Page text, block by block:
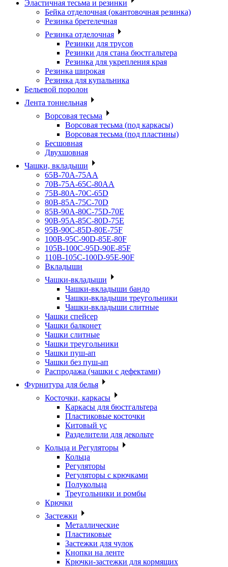
Эластичная тесьма и резинки
Бейка отделочная (окантовочная резинка)
Резинка бретелечная
Резинка отделочная
Резинки для трусов
Резинки для стана бюстгальтера
Резинка для укрепления края
Резинка широкая
Резинка для купальника
Бельевой поролон
Лента тоннельная
Ворсовая тесьма
Ворсовая тесьма (под каркасы)
Ворсовая тесьма (под пластины)
Бесшовная
Двухшовная
Чашки, вкладыши
65B-70A-75АА
70В-75А-65С-80АА
75В-80А-70С-65D
80В-85А-75С-70D
85В-90А-80С-75D-70E
90B-95A-85C-80D-75E
95B-90C-85D-80E-75F
100B-95C-90D-85E-80F
105B-100C-95D-90E-85F
110B-105C-100D-95E-90F
Вкладыши
Чашки-вкладыши
Чашки-вкладыши бандо
Чашки-вкладыши треугольники
Чашки-вкладыши слитные
Чашки спейсер
Чашки балконет
Чашки слитные
Чашки треугольники
Чашки пуш-ап
Чашки без пуш-ап
Распродажа (чашки с дефектами)
Фурнитура для белья
Косточки, каркасы
Каркасы для бюстгальтера
Пластиковые косточки
Китовый ус
Разделители для декольте
Кольца и Регуляторы
Кольца
Регуляторы
Регуляторы с крючками
Полукольца
Треугольники и ромбы
Крючки
Застежки
Металлические
Пластиковые
Застежки для чулок
Кнопки на ленте
Крючки-застежки для кормящих